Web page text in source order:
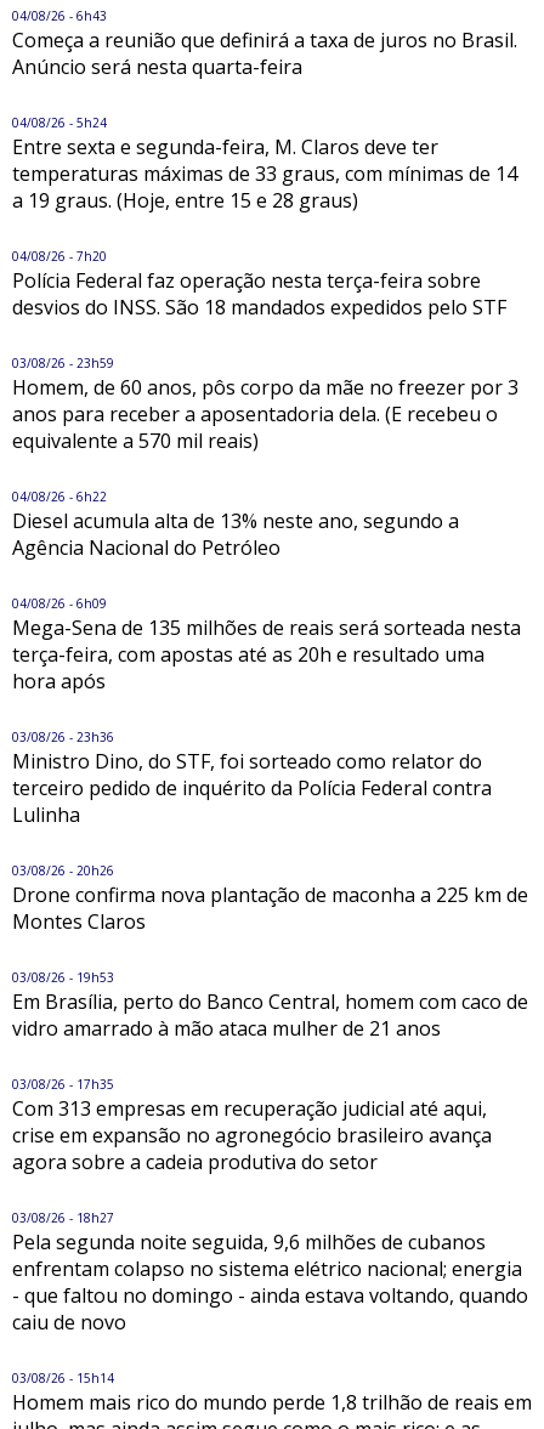
04/08/26 - 6h43
Começa a reunião que definirá a taxa de juros no Brasil.
Anúncio será nesta quarta-feira
04/08/26 - 5h24
Entre sexta e segunda-feira, M. Claros deve ter
temperaturas máximas de 33 graus, com mínimas de 14
a 19 graus. (Hoje, entre 15 e 28 graus)
04/08/26 - 7h20
Polícia Federal faz operação nesta terça-feira sobre
desvios do INSS. São 18 mandados expedidos pelo STF
03/08/26 - 23h59
Homem, de 60 anos, pôs corpo da mãe no freezer por 3
anos para receber a aposentadoria dela. (E recebeu o
equivalente a 570 mil reais)
04/08/26 - 6h22
Diesel acumula alta de 13% neste ano, segundo a
Agência Nacional do Petróleo
04/08/26 - 6h09
Mega-Sena de 135 milhões de reais será sorteada nesta
terça-feira, com apostas até as 20h e resultado uma
hora após
03/08/26 - 23h36
Ministro Dino, do STF, foi sorteado como relator do
terceiro pedido de inquérito da Polícia Federal contra
Lulinha
03/08/26 - 20h26
Drone confirma nova plantação de maconha a 225 km de
Montes Claros
03/08/26 - 19h53
Em Brasília, perto do Banco Central, homem com caco de
vidro amarrado à mão ataca mulher de 21 anos
03/08/26 - 17h35
Com 313 empresas em recuperação judicial até aqui,
crise em expansão no agronegócio brasileiro avança
agora sobre a cadeia produtiva do setor
03/08/26 - 18h27
Pela segunda noite seguida, 9,6 milhões de cubanos
enfrentam colapso no sistema elétrico nacional; energia
- que faltou no domingo - ainda estava voltando, quando
caiu de novo
03/08/26 - 15h14
Homem mais rico do mundo perde 1,8 trilhão de reais em